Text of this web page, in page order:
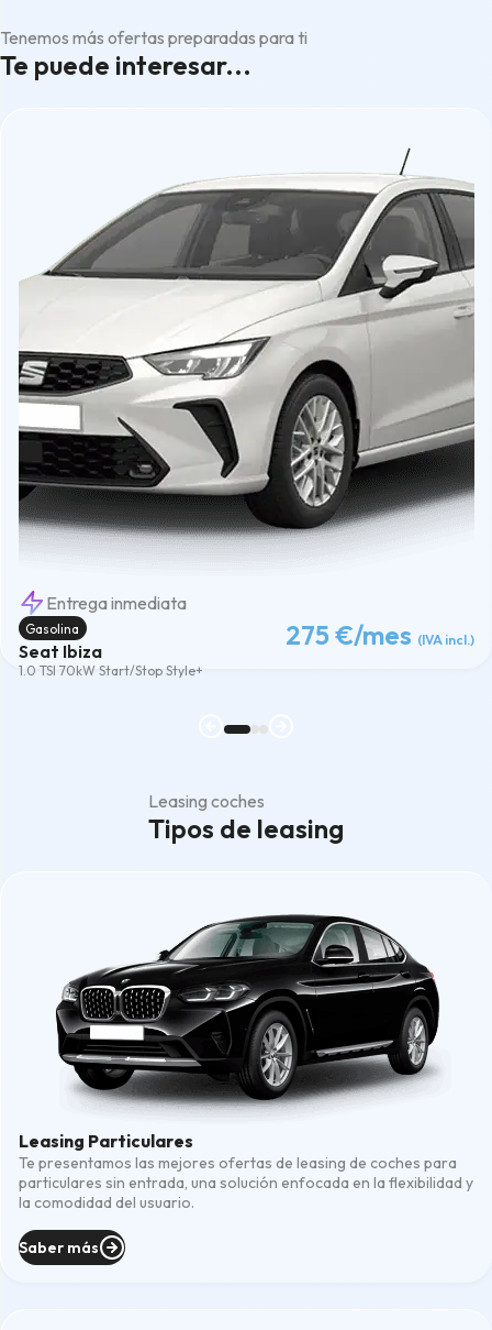
Tenemos más ofertas preparadas para ti
Te puede interesar...
Entrega inmediata
Seat Ibiza
1.0 TSI 70kW Start/Stop Style+
275 €/mes (IVA incl.)
Gasolina
Leasing coches
Tipos de leasing
Leasing Particulares
Te presentamos las mejores ofertas de leasing de coches para
particulares sin entrada, una solución enfocada en la flexibilidad y
la comodidad del usuario.
Saber más